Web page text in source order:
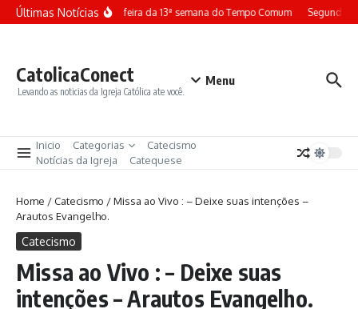
Ir para o conteúdo
Últimas NotíciasTerça-feira da 13ª semana do Tempo Comum Segunda-
CatolicaConect
Levando as noticias da Igreja Católica ate você.
Menu
Inicio Categorias
Catecismo
Notícias da Igreja
Catequese
Home /Catecismo /Missa ao Vivo : – Deixe suas intenções –
Arautos Evangelho.
Catecismo
Missa ao Vivo : – Deixe suas
intenções – Arautos Evangelho.